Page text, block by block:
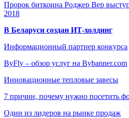
Пророк биткоина Роджер Вер
2018
В Беларуси создан ИТ-холдинг
Информационный партнер конкурса
ByFly – обзор услуг на Bybanner.com
Инновационные тепловые завесы
7 причин, почему нужно посетить
Один из лидеров на рынке продаж